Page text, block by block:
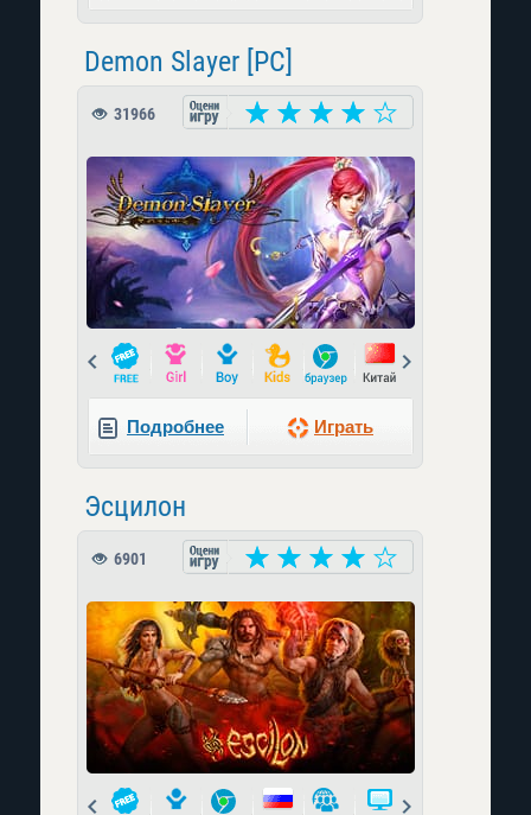
Demon Slayer [PC]
31966
Prev
Подробнее Играть
Эсцилон
6901
Prev